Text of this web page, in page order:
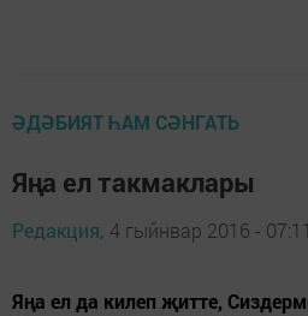
ӘДӘБИЯТ ҺАМ СӘНГАТЬ
Яңа ел такмаклары
Редакция, 4 гыйнвар 2016 - 07:11
Яңа ел да килеп җитте,